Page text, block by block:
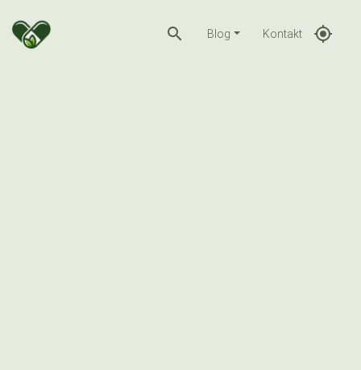
search Blog Kontakt gps_fixed